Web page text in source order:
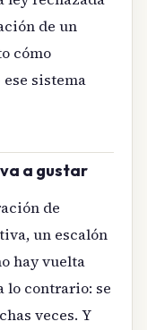
de un
cómo
sistema
a gustar
de
un escalón
hay vuelta
lo contrario: se
veces. Y